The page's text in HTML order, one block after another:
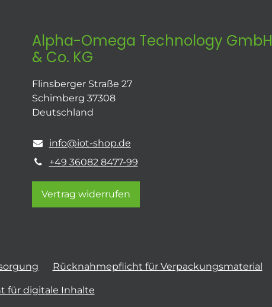
Alpha-Omega Technology GmbH
& Co. KG
Flinsberger Straße 27
Schimberg 37308
Deutschland
info@iot-shop.de
+49 36082 8477-99
Vertrag widerrufen
Rücknahmepflicht für Verpackungsmaterial
für digitale Inhalte